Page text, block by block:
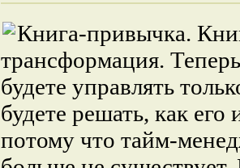
Книга-привычка.
трансформация.
будете управлять
будете решать, как его
потому что тайм-